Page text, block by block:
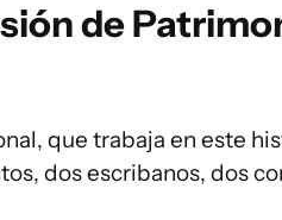
de
que trabaja en este
dos escribanos, dos